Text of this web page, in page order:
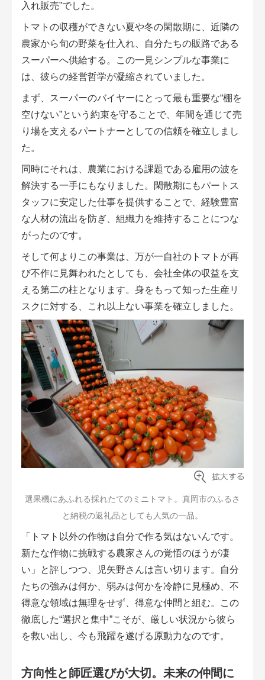
入れ販売”でした。
トマトの収穫ができない夏や冬の閑散期に、近隣の
農家から旬の野菜を仕入れ、自分たちの販路である
スーパーへ供給する。この一見シンプルな事業に
は、彼らの経営哲学が凝縮されていました。
まず、スーパーのバイヤーにとって最も重要な“棚を
空けない”という約束を守ることで、年間を通じて売
り場を支えるパートナーとしての信頼を確立しまし
た。
同時にそれは、農業における課題である雇用の波を
解決する一手にもなりました。閑散期にもパートス
タッフに安定した仕事を提供することで、経験豊富
な人材の流出を防ぎ、組織力を維持することにつな
がったのです。
そして何よりこの事業は、万が一自社のトマトが再
び不作に見舞われたとしても、会社全体の収益を支
える第二の柱となります。身をもって知った生産リ
スクに対する、これ以上ない事業を確立しました。
選果機にあふれる採れたてのミニトマト。真岡市のふるさ
と納税の返礼品としても人気の一品。
「トマト以外の作物は自分で作る気はないんです。
新たな作物に挑戦する農家さんの覚悟のほうが凄
い」と評しつつ、児矢野さんは言い切ります。自分
たちの強みは何か、弱みは何かを冷静に見極め、不
得意な領域は無理をせず、得意な仲間と組む。この
徹底した“選択と集中”こそが、厳しい状況から彼ら
を救い出し、今も飛躍を遂げる原動力なのです。
方向性と師匠選びが大切。未来の仲間に